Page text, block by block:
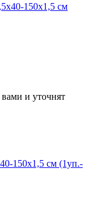
150х1,5 см
и уточнят
150х1,5 см (1уп.-